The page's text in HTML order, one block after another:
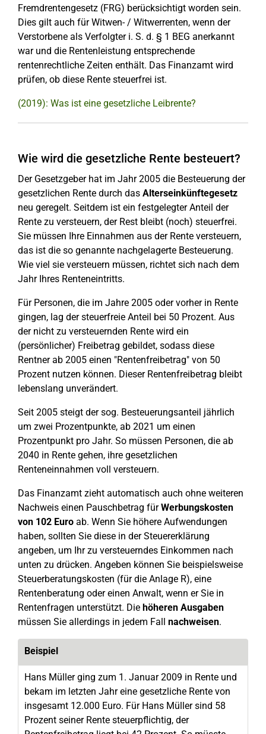
Fremdrentengesetz (FRG) berücksichtigt worden sein.
Dies gilt auch für Witwen- / Witwerrenten, wenn der
Verstorbene als Verfolgter i. S. d. § 1 BEG anerkannt
war und die Rentenleistung entsprechende
rentenrechtliche Zeiten enthält. Das Finanzamt wird
prüfen, ob diese Rente steuerfrei ist.
(2019): Was ist eine gesetzliche Leibrente?
Wie wird die gesetzliche Rente besteuert?
Der Gesetzgeber hat im Jahr 2005 die Besteuerung der
gesetzlichen Rente durch das Alterseinkünftegesetz
neu geregelt. Seitdem ist ein festgelegter Anteil der
Rente zu versteuern, der Rest bleibt (noch) steuerfrei.
Sie müssen Ihre Einnahmen aus der Rente versteuern,
das ist die so genannte nachgelagerte Besteuerung.
Wie viel sie versteuern müssen, richtet sich nach dem
Jahr Ihres Renteneintritts.
Für Personen, die im Jahre 2005 oder vorher in Rente
gingen, lag der steuerfreie Anteil bei 50 Prozent. Aus
der nicht zu versteuernden Rente wird ein
(persönlicher) Freibetrag gebildet, sodass diese
Rentner ab 2005 einen "Rentenfreibetrag" von 50
Prozent nutzen können. Dieser Rentenfreibetrag bleibt
lebenslang unverändert.
Seit 2005 steigt der sog. Besteuerungsanteil jährlich
um zwei Prozentpunkte, ab 2021 um einen
Prozentpunkt pro Jahr. So müssen Personen, die ab
2040 in Rente gehen, ihre gesetzlichen
Renteneinnahmen voll versteuern.
Das Finanzamt zieht automatisch auch ohne weiteren
Nachweis einen Pauschbetrag fürWerbungskosten
von 102 Euro ab. Wenn Sie höhere Aufwendungen
haben, sollten Sie diese in der Steuererklärung
angeben, um Ihr zu versteuerndes Einkommen nach
unten zu drücken. Angeben können Sie beispielsweise
Steuerberatungskosten (für die Anlage R), eine
Rentenberatung oder einen Anwalt, wenn er Sie in
Rentenfragen unterstützt. Die höheren Ausgaben
müssen Sie allerdings in jedem Fall nachweisen.
Beispiel
Hans Müller ging zum 1. Januar 2009 in Rente und
bekam im letzten Jahr eine gesetzliche Rente von
insgesamt 12.000 Euro. Für Hans Müller sind 58
Prozent seiner Rente steuerpflichtig, der